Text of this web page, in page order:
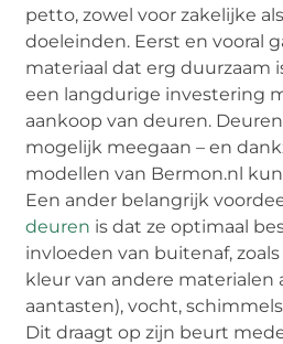
petto, zowel voor zakelijke
doeleinden. Eerst en vooral
materiaal dat erg duurzaam
een langdurige investering
aankoop van deuren.
mogelijk meegaan – en
modellen van Bermon.nl
Een ander belangrijk
deuren is dat ze optimaal
invloeden van buitenaf,
kleur van andere materialen
aantasten), vocht,
Dit draagt op zijn beurt